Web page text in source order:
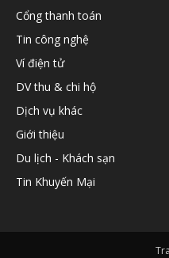
Cổng thanh toán
Tin công nghệ
Ví điện tử
DV thu & chi hộ
Dịch vụ khác
Giới thiệu
Du lịch - Khách sạn
Tin Khuyến Mại